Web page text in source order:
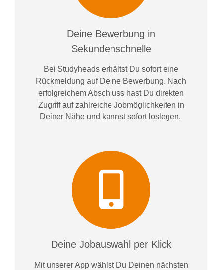
Deine Bewerbung in
Sekundenschnelle
Bei Studyheads erhältst Du sofort eine
Rückmeldung auf Deine Bewerbung. Nach
erfolgreichem Abschluss hast Du direkten
Zugriff auf zahlreiche Jobmöglichkeiten in
Deiner Nähe und kannst sofort loslegen.
Deine Jobauswahl per Klick
Mit unserer App wählst Du Deinen nächsten